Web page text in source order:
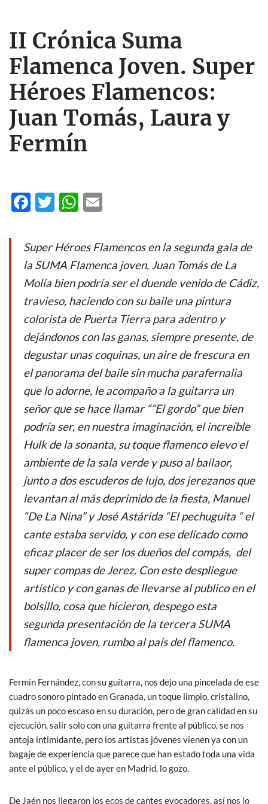
II Crónica Suma
Flamenca Joven. Super
Héroes Flamencos:
Juan Tomás, Laura y
Fermín
F
e
b
o
o
k
T
itt
er
W
at
s
A
p
p
ail
Super Héroes Flamencos en la segunda gala de
la SUMA Flamenca joven, Juan Tomás de La
Molía bien podría ser el duende venido de Cádiz,
travieso, haciendo con su baile una pintura
colorista de Puerta Tierra para adentro y
dejándonos con las ganas, siempre presente, de
degustar unas coquinas, un aire de frescura en
el panorama del baile sin mucha parafernalia
que lo adorne, le acompaño a la guitarra un
señor que se hace llamar “”El gordo” que bien
podría ser, en nuestra imaginación, el increíble
Hulk de la sonanta, su toque flamenco elevo el
ambiente de la sala verde y puso al bailaor,
junto a dos escuderos de lujo, dos jerezanos que
levantan al más deprimido de la fiesta, Manuel
“De La Nina” y José Astárida “El pechuguita “ el
cante estaba servido, y con ese delicado como
eficaz placer de ser los dueños del compás, del
super compas de Jerez. Con este despliegue
artístico y con ganas de llevarse al publico en el
bolsillo, cosa que hicieron, despego esta
segunda presentación de la tercera SUMA
flamenca joven, rumbo al país del flamenco.
Fermín Fernández, con su guitarra, nos dejo una pincelada de ese
cuadro sonoro pintado en Granada, un toque limpio, cristalino,
quizás un poco escaso en su duración, pero de gran calidad en su
ejecución, salir solo con una guitarra frente al público, se nos
antoja intimidante, pero los artistas jóvenes vienen ya con un
bagaje de experiencia que parece que han estado toda una vida
ante el público, y el de ayer en Madrid, lo gozo.
De Jaén nos llegaron los ecos de cantes evocadores, así nos lo